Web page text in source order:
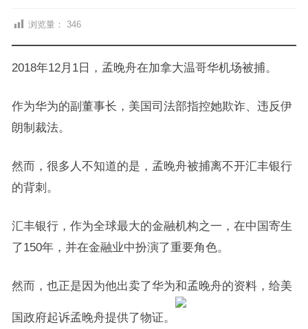
浏览量： 346
2018年12月1日，孟晚舟在加拿大温哥华机场被捕。
作为华为的副董事长，美国司法部指控她欺诈、违反伊
朗制裁法。
然而，很多人不知道的是，孟晚舟被捕离不开汇丰银行
的背刺。
汇丰银行，作为全球最大的金融机构之一，在中国寄生
了150年，并在金融业中扮演了重要角色。
然而，也正是因为他出卖了华为和孟晚舟的资料，给美
国政府起诉孟晚舟提供了物证。